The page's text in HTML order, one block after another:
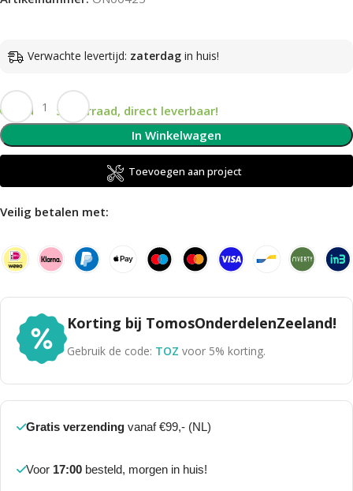
Verwachte levertijd: zaterdag in huis!
Op voorraad, direct leverbaar!
In Winkelwagen
Toevoegen aan project
Veilig betalen met:
Korting bij TomosOnderdelenZeeland!
Gebruik de code: TOZ voor 5% korting.
Gratis verzending vanaf €99,- (NL)
Voor 17:00 besteld, morgen in huis!